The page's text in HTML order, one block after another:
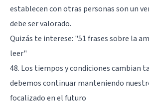
establecen con otras personas son un
debe ser valorado.
Quizás te interese: "51 frases sobre la
leer"
48. Los tiempos y condiciones cambian
debemos continuar manteniendo
focalizado en el futuro